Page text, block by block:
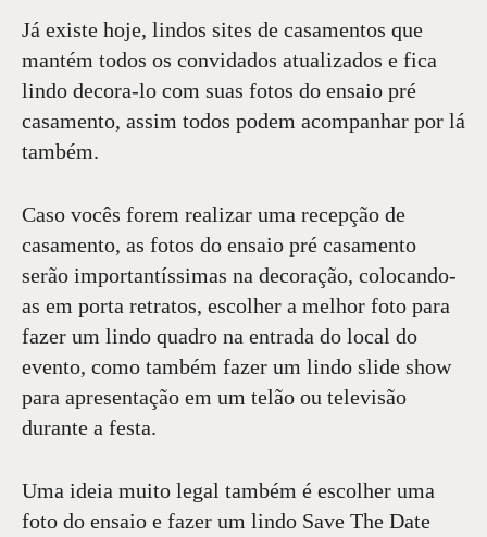
Já existe hoje, lindos sites de casamentos que
mantém todos os convidados atualizados e fica
lindo decora-lo com suas fotos do ensaio pré
casamento, assim todos podem acompanhar por lá
também.
Caso vocês forem realizar uma recepção de
casamento, as fotos do ensaio pré casamento
serão importantíssimas na decoração, colocando-
as em porta retratos, escolher a melhor foto para
fazer um lindo quadro na entrada do local do
evento, como também fazer um lindo slide show
para apresentação em um telão ou televisão
durante a festa.
Uma ideia muito legal também é escolher uma
foto do ensaio e fazer um lindo Save The Date